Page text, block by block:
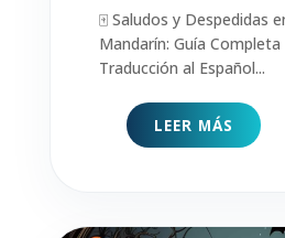
🀄 Saludos y Despedidas
Mandarín: Guía
Traducción al Español...
LEER MÁS